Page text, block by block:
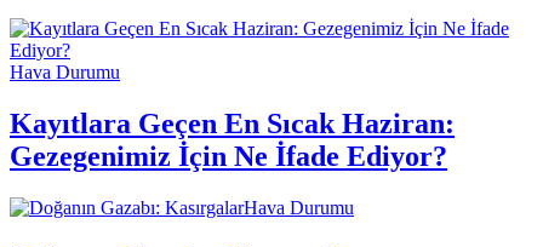
Hava Durumu
Kayıtlara Geçen En Sıcak Haziran:
Gezegenimiz İçin Ne İfade Ediyor?
Hava Durumu